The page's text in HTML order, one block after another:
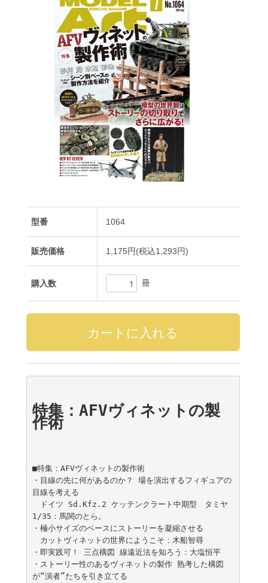
型番 1064
販売価格 1,175円(税込1,293円)
購入数 冊
特集：AFVヴィネットの製
作術
■特集：AFVヴィネットの製作術
・目線の先に何があるのか？ 場を演出するフィギュアの
目線を考える
ドイツ Sd.Kfz.2 ケッテンクラート中期型　タミヤ
1/35：馬関のとら。
・極小サイズのベースにストーリーを凝縮させる
カットヴィネットの世界にようこそ：木船智尋
・即実践可！ 三点構図 線遠近法を知ろう：大塩恒平
・ストーリー性のあるヴィネットの製作 熟考した構図
が“演者”たちを引き立てる